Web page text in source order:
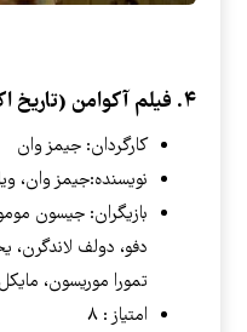
۴. فیلم آکوامن (تاریخ اکران: ۲۱ دسامبر ۲۰۱۸)
کارگردان: جیمز وان
نویسنده:جیمز وان،
بازیگران: جیسون
دفو، دولف لاندگرن،
تمورا موریسون،
امتیاز : ۸